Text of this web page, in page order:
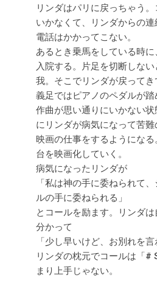
リンダはパリに戻っちゃう
いかなくて、リンダからの連
電話はかかってこない。
あるとき乗馬をしている時
入院する。片足を切断しな
我。そこでリンダが戻ってき
義足ではピアノのペダルが踏
作曲が思い通りにいかない
にリンダが病気になって苦難
映画の仕事をするようにな
台を映画化していく。
病気になったリンダが
「私は神の手に委ねられて
ルの手に委ねられる」
とコールを励ます。リンダ
分かって
「少し早いけど、お別れを言
リンダの枕元でコールは「#
まり上手じゃない。